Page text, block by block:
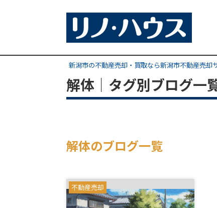
新潟市の不動産売却・買取なら新潟市不動産売却
解体｜タグ別ブログ一
解体のブログ一覧
不動産売却